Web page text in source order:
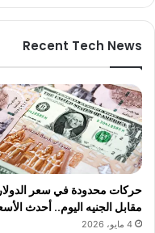
Recent Tech News
حركات محدودة في سعر الدولار
مقابل الجنيه اليوم.. أحدث
4 مايو، 2026